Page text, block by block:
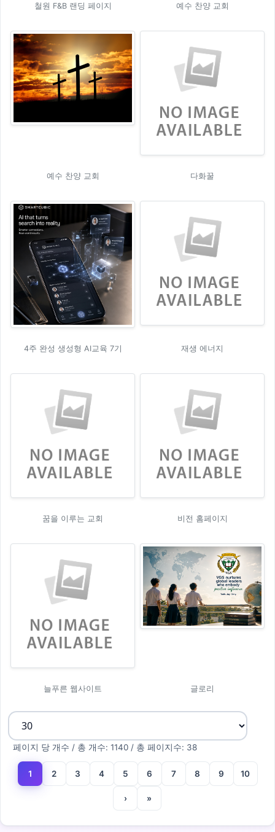
철원 F&B 랜딩 페이지 예수 찬양 교회
예수 찬양 교회 다화꿀
4주 완성 생성형 AI교육 7기 재생 에너지
꿈을 이루는 교회 비전 홈페이지
늘푸른 웹사이트 글로리
페이지 당 개수 / 총 개수: 1140 / 총 페이지수: 38
1
(current)
2 3 4 5 6 7 8 9 10
› »